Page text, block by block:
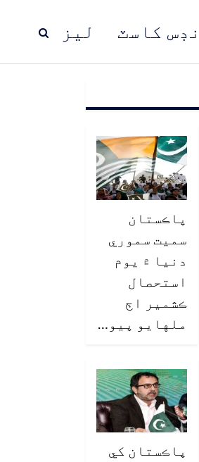
ليز کاسٽ
پاڪستان
سميت سموري
دنيا ۾ يوم
استحصال
ڪشمير اڄ
ملهايو پيو…
پاڪستان کي